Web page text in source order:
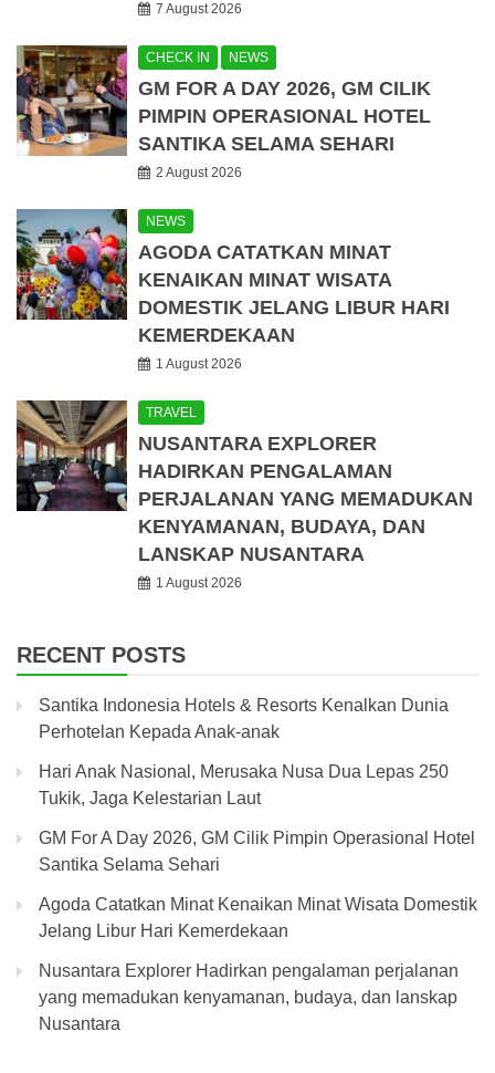
7 August 2026
CHECK IN NEWS
GM FOR A DAY 2026, GM CILIK
PIMPIN OPERASIONAL HOTEL
SANTIKA SELAMA SEHARI
2 August 2026
NEWS
AGODA CATATKAN MINAT
KENAIKAN MINAT WISATA
DOMESTIK JELANG LIBUR HARI
KEMERDEKAAN
1 August 2026
TRAVEL
NUSANTARA EXPLORER
HADIRKAN PENGALAMAN
PERJALANAN YANG MEMADUKAN
KENYAMANAN, BUDAYA, DAN
LANSKAP NUSANTARA
1 August 2026
RECENT POSTS
Santika Indonesia Hotels & Resorts Kenalkan Dunia
Perhotelan Kepada Anak-anak
Hari Anak Nasional, Merusaka Nusa Dua Lepas 250
Tukik, Jaga Kelestarian Laut
GM For A Day 2026, GM Cilik Pimpin Operasional Hotel
Santika Selama Sehari
Agoda Catatkan Minat Kenaikan Minat Wisata Domestik
Jelang Libur Hari Kemerdekaan
Nusantara Explorer Hadirkan pengalaman perjalanan
yang memadukan kenyamanan, budaya, dan lanskap
Nusantara